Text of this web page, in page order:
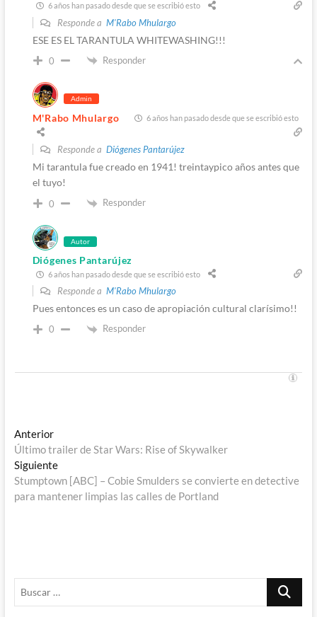
6 años han pasado desde que se escribió esto
Responde a M'Rabo Mhulargo
ESE ES EL TARANTULA WHITEWASHING!!!
0 Responder
Admin
M'Rabo Mhulargo 6 años han pasado desde que se escribió esto
Responde a Diógenes Pantarújez
Mi tarantula fue creado en 1941! treintaypico años antes que
el tuyo!
0 Responder
Autor
Diógenes Pantarújez
6 años han pasado desde que se escribió esto
Responde a M'Rabo Mhulargo
Pues entonces es un caso de apropiación cultural clarísimo!!
0 Responder
Navegación
de
entradas
AnteriorEntrada
anterior:
Último trailer de Star Wars: Rise of Skywalker
SiguienteEntrada
siguiente:
Stumptown [ABC] – Cobie Smulders se convierte en detective
para mantener limpias las calles de Portland
Buscar